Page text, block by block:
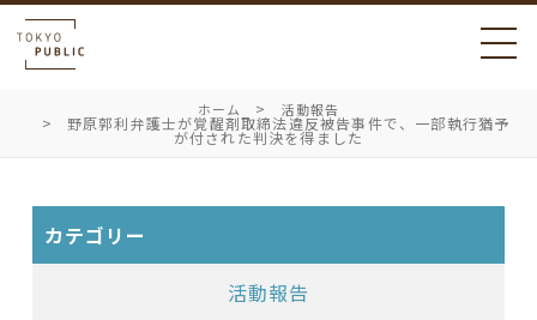
ホーム 活動報告
野原郭利弁護士が覚醒剤取締法違反被告事件で、一部執行猶予
が付された判決を得ました
カテゴリー
活動報告